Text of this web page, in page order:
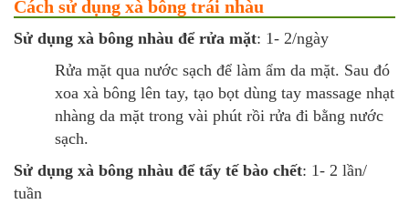
Cách sử dụng xà bông trái nhàu
Sử dụng xà bông nhàu để rửa mặt: 1- 2/ngày
Rửa mặt qua nước sạch để làm ẩm da mặt. Sau đó
xoa xà bông lên tay, tạo bọt dùng tay massage nhạt
nhàng da mặt trong vài phút rồi rửa đi bằng nước
sạch.
Sử dụng xà bông nhàu để tẩy tế bào chết: 1- 2 lần/
tuần